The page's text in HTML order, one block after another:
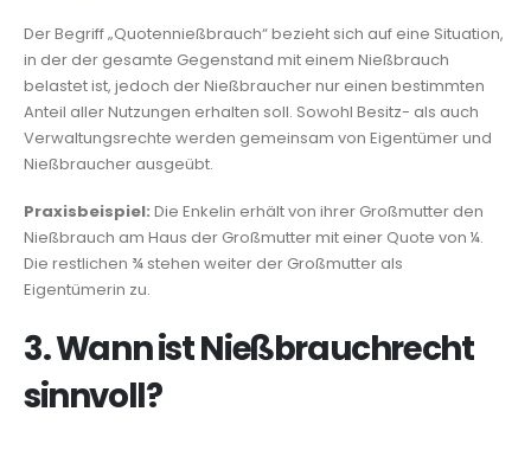
Der Begriff „Quotennießbrauch“ bezieht sich auf eine Situation,
in der der gesamte Gegenstand mit einem Nießbrauch
belastet ist, jedoch der Nießbraucher nur einen bestimmten
Anteil aller Nutzungen erhalten soll. Sowohl Besitz- als auch
Verwaltungsrechte werden gemeinsam von Eigentümer und
Nießbraucher ausgeübt.
Praxisbeispiel: Die Enkelin erhält von ihrer Großmutter den
Nießbrauch am Haus der Großmutter mit einer Quote von ¼.
Die restlichen ¾ stehen weiter der Großmutter als
Eigentümerin zu.
3. Wann ist Nießbrauchrecht
sinnvoll?